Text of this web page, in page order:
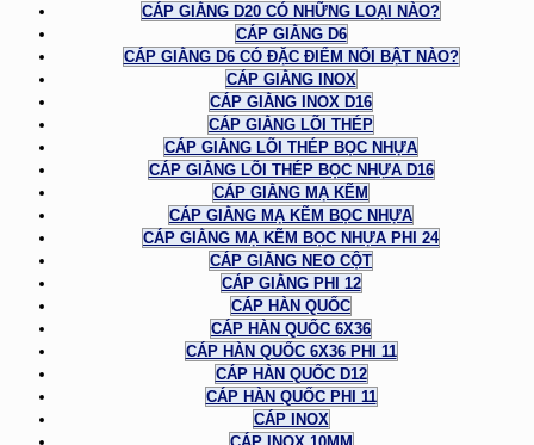
CÁP GIẰNG D20 CÓ NHỮNG LOẠI NÀO?
CÁP GIẰNG D6
CÁP GIẰNG D6 CÓ ĐẶC ĐIỂM NỔI BẬT NÀO?
CÁP GIẰNG INOX
CÁP GIẰNG INOX D16
CÁP GIẰNG LÕI THÉP
CÁP GIẰNG LÕI THÉP BỌC NHỰA
CÁP GIẰNG LÕI THÉP BỌC NHỰA D16
CÁP GIẰNG MẠ KẼM
CÁP GIẰNG MẠ KẼM BỌC NHỰA
CÁP GIẰNG MẠ KẼM BỌC NHỰA PHI 24
CÁP GIẰNG NEO CỘT
CÁP GIẰNG PHI 12
CÁP HÀN QUỐC
CÁP HÀN QUỐC 6X36
CÁP HÀN QUỐC 6X36 PHI 11
CÁP HÀN QUỐC D12
CÁP HÀN QUỐC PHI 11
CÁP INOX